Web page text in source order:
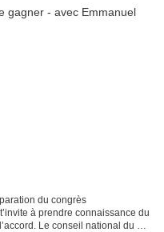
du congrès
à prendre connaissance du
Le conseil national du 9